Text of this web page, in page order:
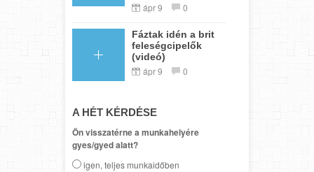
ápr 9 0
Fáztak idén a brit
feleségcipelők
(videó)
ápr 9 0
A HÉT KÉRDÉSE
Ön visszatérne a munkahelyére
gyes/gyed alatt?
igen, teljes munkaidőben